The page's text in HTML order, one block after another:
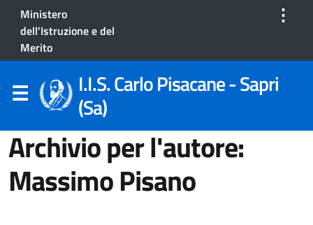
Ministero
dell'Istruzione e del
Merito
⋮
I.I.S. Carlo Pisacane - Sapri
(Sa)
Archivio per l'autore:
Massimo Pisano